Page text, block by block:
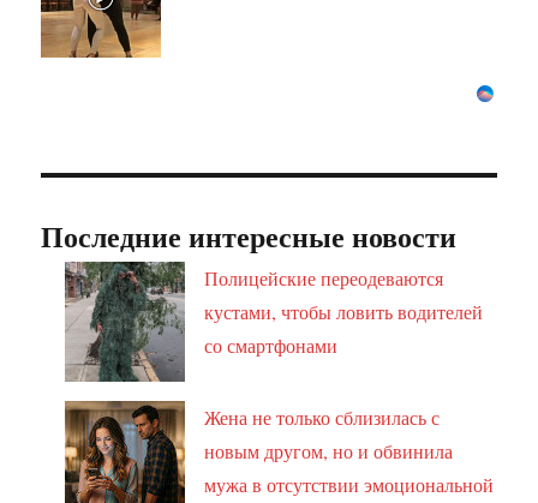
Последние интересные новости
Полицейские переодеваются
кустами, чтобы ловить водителей
со смартфонами
Жена не только сблизилась с
новым другом, но и обвинила
мужа в отсутствии эмоциональной